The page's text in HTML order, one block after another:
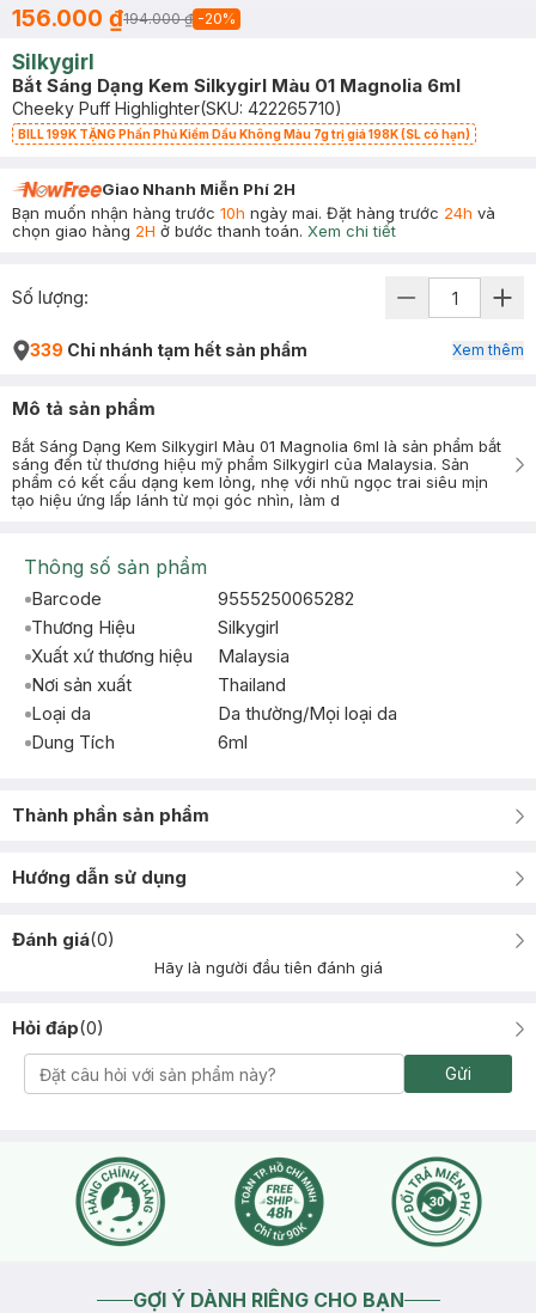
156.000 ₫194.000 ₫ -20%
Silkygirl
Bắt Sáng Dạng Kem Silkygirl Màu 01 Magnolia 6ml
Cheeky Puff Highlighter(SKU: 422265710)
BILL 199K TẶNG Phấn Phủ Kiềm Dầu Không Màu 7g trị giá 198K (SL có hạn)
Giao Nhanh Miễn Phí 2H
Bạn muốn nhận hàng trước 10h ngày mai. Đặt hàng trước 24h và
chọn giao hàng 2H ở bước thanh toán. Xem chi tiết
Số lượng:
339 Chi nhánh tạm hết sản phẩm Xem thêm
Mô tả sản phẩm
Bắt Sáng Dạng Kem Silkygirl Màu 01 Magnolia 6ml là sản phẩm bắt
sáng đến từ thương hiệu mỹ phẩm Silkygirl của Malaysia. Sản
phẩm có kết cấu dạng kem lỏng, nhẹ với nhũ ngọc trai siêu mịn
tạo hiệu ứng lấp lánh từ mọi góc nhìn, làm d
Thông số sản phẩm
Barcode
9555250065282
Thương Hiệu
Silkygirl
Xuất xứ thương hiệu
Malaysia
Nơi sản xuất
Thailand
Loại da
Da thường/Mọi loại da
Dung Tích
6ml
Thành phần sản phẩm
Hướng dẫn sử dụng
Đánh giá(0)
Hãy là người đầu tiên đánh giá
Hỏi đáp(0)
Gửi
GỢI Ý DÀNH RIÊNG CHO BẠN